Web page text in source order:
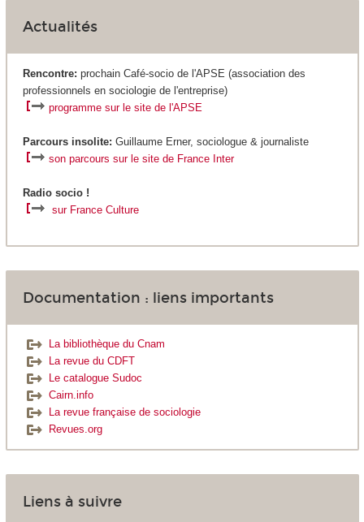
Actualités
Rencontre: prochain Café-socio de l'APSE (association des
professionnels en sociologie de l'entreprise)
programme sur le site de l'APSE
Parcours insolite: Guillaume Erner, sociologue & journaliste
son parcours sur le site de France Inter
Radio socio !
sur France Culture
Documentation : liens importants
La bibliothèque du Cnam
La revue du CDFT
Le catalogue Sudoc
Cairn.info
La revue française de sociologie
Revues.org
Liens à suivre